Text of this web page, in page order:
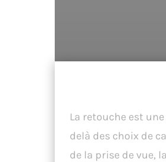
La retouche est
delà des choix de
de la prise de vue,